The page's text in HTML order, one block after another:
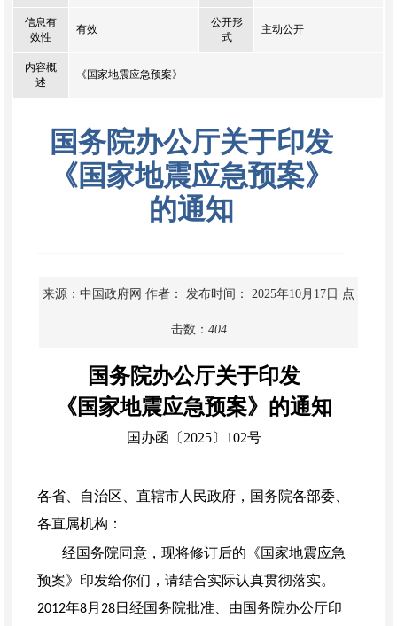
信息有
效性
有效
公开形
式
主动公开
内容概
述
《国家地震应急预案》
国务院办公厅关于印发
《国家地震应急预案》
的通知
来源：中国政府网 作者： 发布时间： 2025年10月17日 点
击数： 404
国务院办公厅关于印发
《国家地震应急预案》的通知
国办函〔 2025〕102号
各省、自治区、直辖市人民政府，国务院各部委、
各直属机构：
经国务院同意，现将修订后的《国家地震应急
预案》印发给你们，请结合实际认真贯彻落实。
2012年8月 28日经国务院批准、由国务院办公厅印